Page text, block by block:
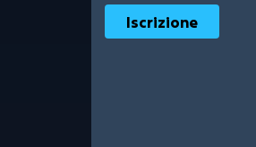
Ooh! Aah!